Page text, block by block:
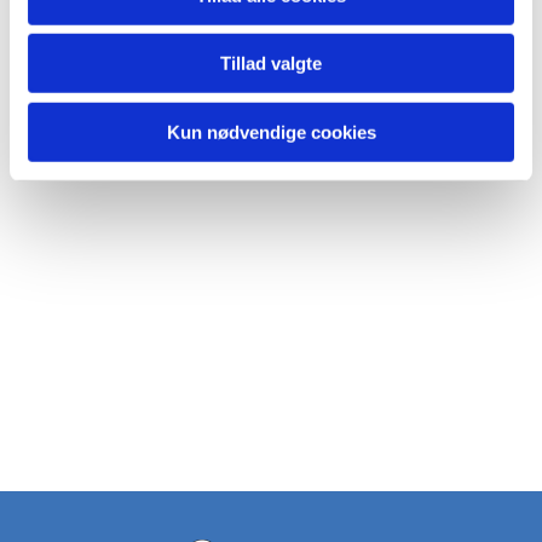
Tillad valgte
Kun nødvendige cookies